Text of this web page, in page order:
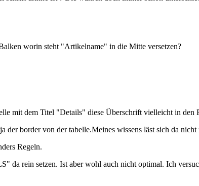
worin steht "Artikelname" in die Mitte versetzen?
mit dem Titel "Details" diese Überschrift vielleicht in den
der border von der tabelle.Meines wissens läst sich da nicht
Regeln.
da rein setzen. Ist aber wohl auch nicht optimal. Ich